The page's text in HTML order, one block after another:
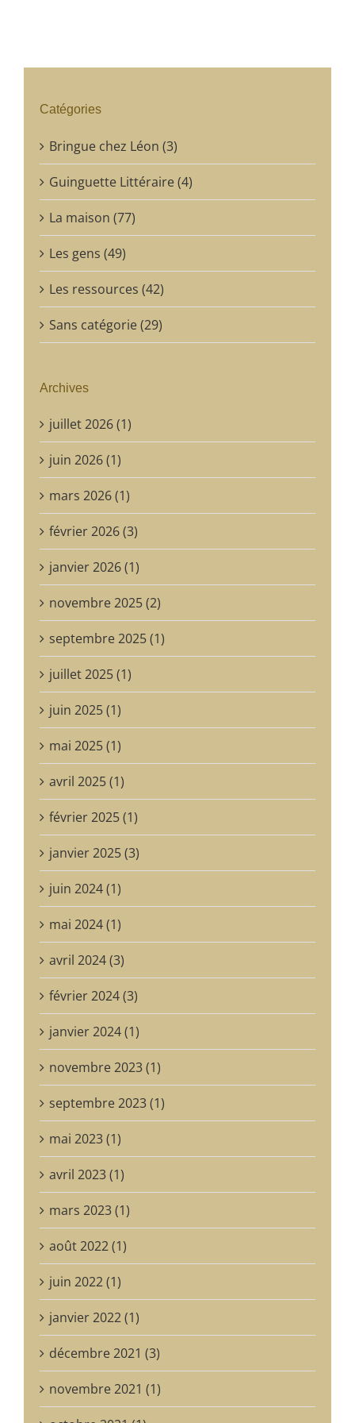
Catégories
Bringue chez Léon (3)
Guinguette Littéraire (4)
La maison (77)
Les gens (49)
Les ressources (42)
Sans catégorie (29)
Archives
juillet 2026 (1)
juin 2026 (1)
mars 2026 (1)
février 2026 (3)
janvier 2026 (1)
novembre 2025 (2)
septembre 2025 (1)
juillet 2025 (1)
juin 2025 (1)
mai 2025 (1)
avril 2025 (1)
février 2025 (1)
janvier 2025 (3)
juin 2024 (1)
mai 2024 (1)
avril 2024 (3)
février 2024 (3)
janvier 2024 (1)
novembre 2023 (1)
septembre 2023 (1)
mai 2023 (1)
avril 2023 (1)
mars 2023 (1)
août 2022 (1)
juin 2022 (1)
janvier 2022 (1)
décembre 2021 (3)
novembre 2021 (1)